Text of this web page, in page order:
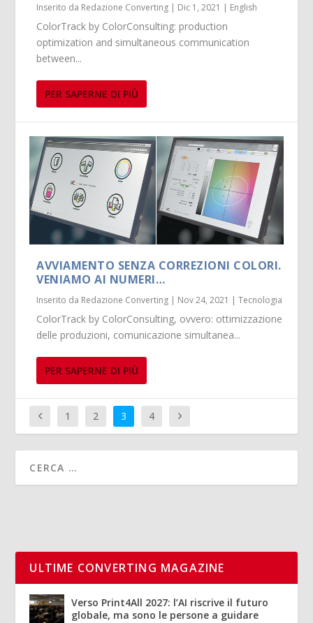
Inserito da Redazione Converting | Dic 1, 2021 | English
ColorTrack by ColorConsulting: production
optimization and simultaneous communication
between...
PER SAPERNE DI PIÙ
AVVIAMENTO SENZA CORREZIONI COLORI.
VENIAMO AI NUMERI…
Inserito da Redazione Converting Nov 24, 2021 |Tecnologia
ColorTrack by ColorConsulting, ovvero: ottimizzazione
delle produzioni, comunicazione simultanea...
PER SAPERNE DI PIÙ
1 2 3 4
ULTIME CONVERTING MAGAZINE
Verso Print4All 2027: l’AI riscrive il futuro
globale, ma sono le persone a guidare